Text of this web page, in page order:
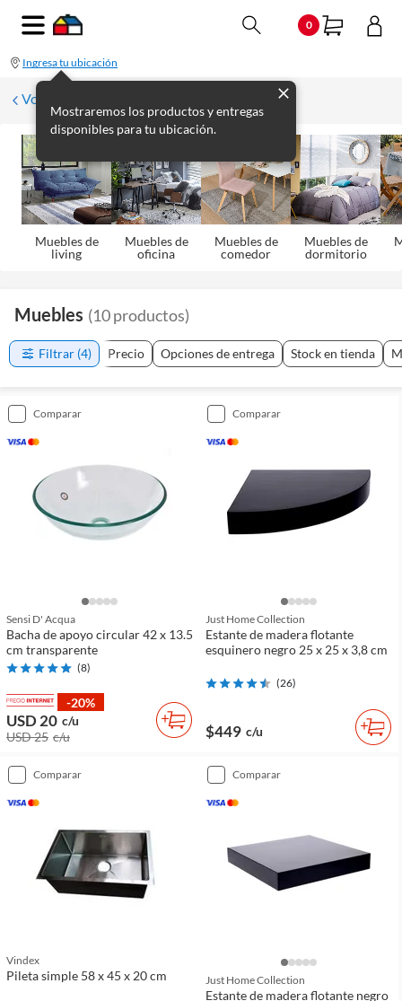
0
Ingresa tu ubicación
Mostraremos los productos y entregas
disponibles para tu ubicación.
Volver
Muebles de
living
Muebles de
oficina
Muebles de
comedor
Muebles de
dormitorio
Muebles (10productos)
Filtrar (4) Precio Opciones de entrega Stock en tienda
comparar
Sensi D' Acqua
Bacha de apoyo circular 42 x 13.5
cm transparente
(8)
-20%
USD 20 c/u
USD 25 c/u
comparar
Just Home Collection
Estante de madera flotante
esquinero negro 25 x 25 x 3,8 cm
(26)
$449 c/u
comparar
Vindex
Pileta simple 58 x 45 x 20 cm
comparar
Just Home Collection
Estante de madera flotante negro